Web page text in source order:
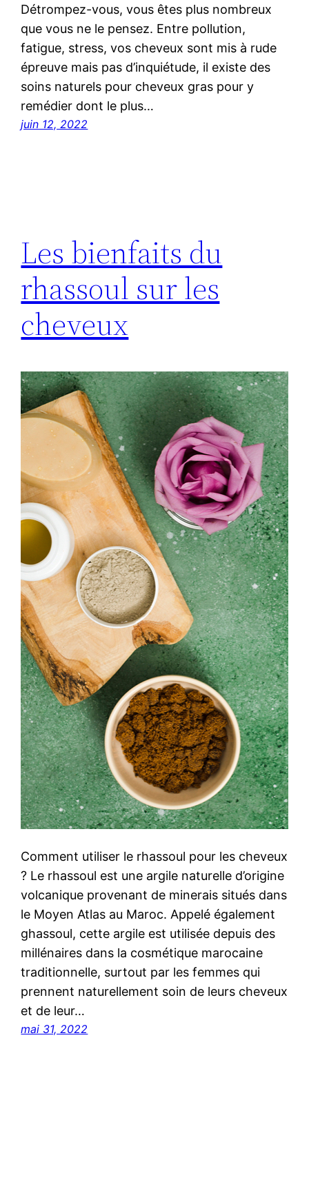
Détrompez-vous, vous êtes plus nombreux
que vous ne le pensez. Entre pollution,
fatigue, stress, vos cheveux sont mis à rude
épreuve mais pas d’inquiétude, il existe des
soins naturels pour cheveux gras pour y
remédier dont le plus…
juin 12, 2022
Les bienfaits du
rhassoul sur les
cheveux
Comment utiliser le rhassoul pour les cheveux
? Le rhassoul est une argile naturelle d’origine
volcanique provenant de minerais situés dans
le Moyen Atlas au Maroc. Appelé également
ghassoul, cette argile est utilisée depuis des
millénaires dans la cosmétique marocaine
traditionnelle, surtout par les femmes qui
prennent naturellement soin de leurs cheveux
et de leur…
mai 31, 2022